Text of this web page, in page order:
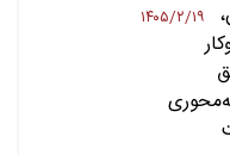
۱۴۰۵/۲/۱۹